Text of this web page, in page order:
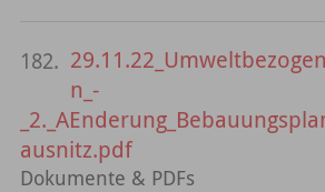
182.
n_-
ausnitz.pdf
Dokumente & PDFs